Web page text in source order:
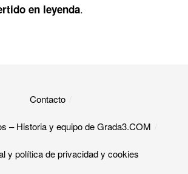
en leyenda.
Contacto
– Historia y equipo de Grada3.COM
y política de privacidad y cookies​